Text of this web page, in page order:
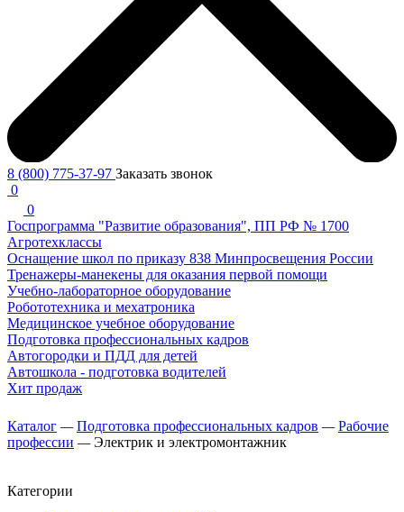
8 (800) 775-37-97 Заказать звонок
0
0
Госпрограмма "Развитие образования", ПП РФ № 1700
Агротехклассы
Оснащение школ по приказу 838 Минпросвещения России
Тренажеры-манекены для оказания первой помощи
Учебно-лабораторное оборудование
Робототехника и мехатроника
Медицинское учебное оборудование
Подготовка профессиональных кадров
Автогородки и ПДД для детей
Автошкола - подготовка водителей
Хит продаж
Каталог —Подготовка профессиональных кадров —Рабочие
профессии —Электрик и электромонтажник
Категории